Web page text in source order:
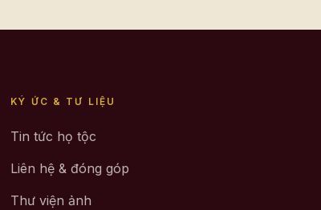
KÝ ỨC & TƯ LIỆU
Tin tức họ tộc
Liên hệ & đóng góp
Thư viện ảnh